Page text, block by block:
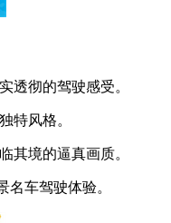
透彻的驾驶感受。
特风格。
其境的逼真画质。
名车驾驶体验。